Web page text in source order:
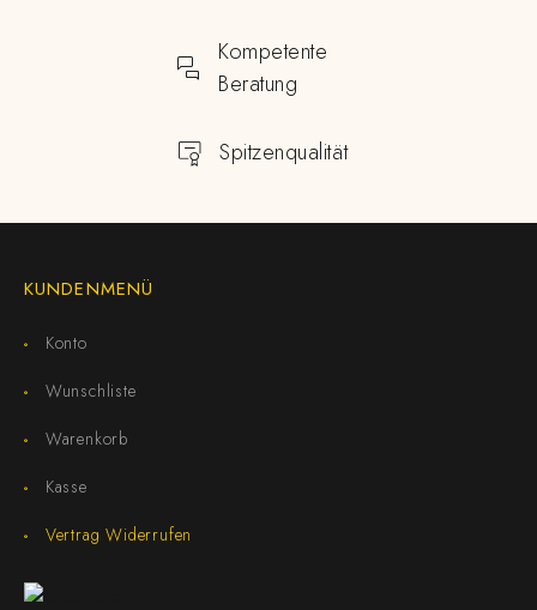
Kompetente
Beratung
Spitzenqualität
KUNDENMENÜ
Konto
Wunschliste
Warenkorb
Kasse
Vertrag Widerrufen